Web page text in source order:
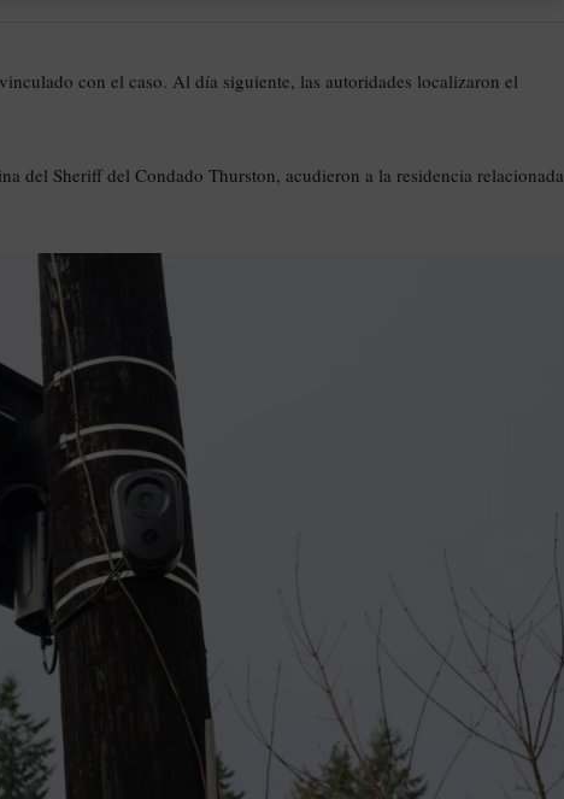
con el caso. Al día siguiente, las autoridades localizaron el
del Sheriff del Condado Thurston, acudieron a la residencia relacionada